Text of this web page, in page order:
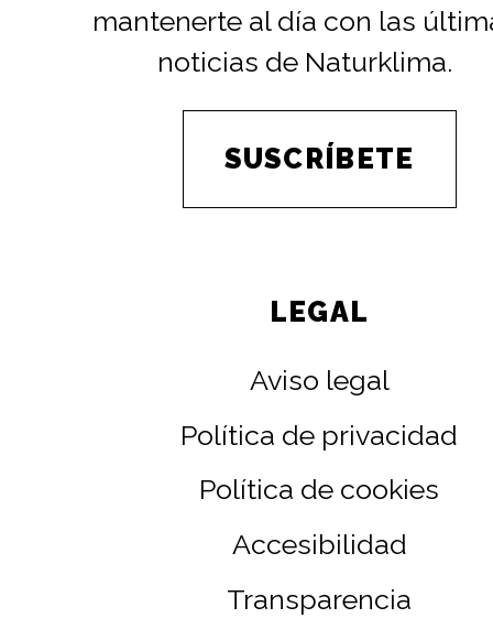
mantenerte al día con las
noticias de Naturklima.
SUSCRÍBETE
LEGAL
Aviso legal
Política de privacidad
Política de cookies
Accesibilidad
Transparencia